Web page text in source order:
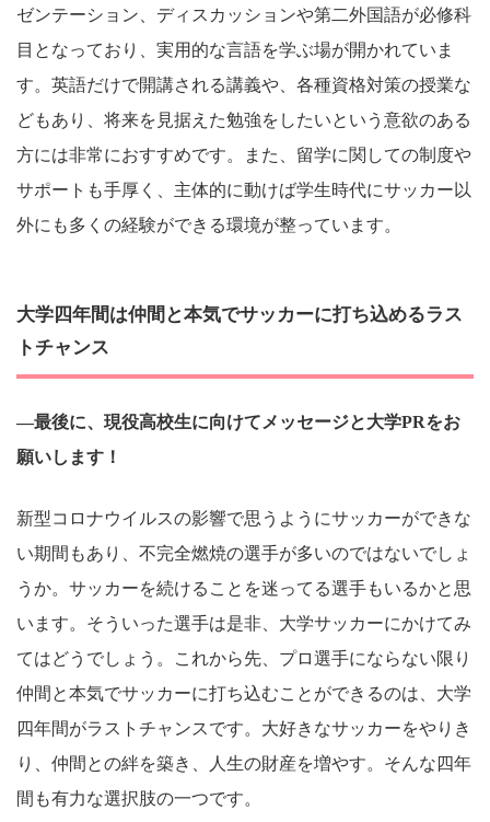
ゼンテーション、ディスカッションや第二外国語が必修科
目となっており、実用的な言語を学ぶ場が開かれていま
す。英語だけで開講される講義や、各種資格対策の授業な
どもあり、将来を見据えた勉強をしたいという意欲のある
方には非常におすすめです。また、留学に関しての制度や
サポートも手厚く、主体的に動けば学生時代にサッカー以
外にも多くの経験ができる環境が整っています。
大学四年間は仲間と本気でサッカーに打ち込めるラス
トチャンス
―最後に、現役高校生に向けてメッセージと大学PRをお
願いします！
新型コロナウイルスの影響で思うようにサッカーができな
い期間もあり、不完全燃焼の選手が多いのではないでしょ
うか。サッカーを続けることを迷ってる選手もいるかと思
います。そういった選手は是非、大学サッカーにかけてみ
てはどうでしょう。これから先、プロ選手にならない限り
仲間と本気でサッカーに打ち込むことができるのは、大学
四年間がラストチャンスです。大好きなサッカーをやりき
り、仲間との絆を築き、人生の財産を増やす。そんな四年
間も有力な選択肢の一つです。